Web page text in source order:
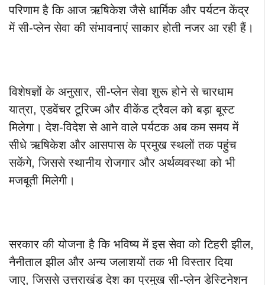
परिणाम है कि आज ऋषिकेश जैसे धार्मिक और पर्यटन केंद्र
में सी-प्लेन सेवा की संभावनाएं साकार होती नजर आ रही हैं।
विशेषज्ञों के अनुसार, सी-प्लेन सेवा शुरू होने से चारधाम
यात्रा, एडवेंचर टूरिज्म और वीकेंड ट्रैवल को बड़ा बूस्ट
मिलेगा। देश-विदेश से आने वाले पर्यटक अब कम समय में
सीधे ऋषिकेश और आसपास के प्रमुख स्थलों तक पहुंच
सकेंगे, जिससे स्थानीय रोजगार और अर्थव्यवस्था को भी
मजबूती मिलेगी।
सरकार की योजना है कि भविष्य में इस सेवा को टिहरी झील,
नैनीताल झील और अन्य जलाशयों तक भी विस्तार दिया
जाए, जिससे उत्तराखंड देश का प्रमुख सी-प्लेन डेस्टिनेशन